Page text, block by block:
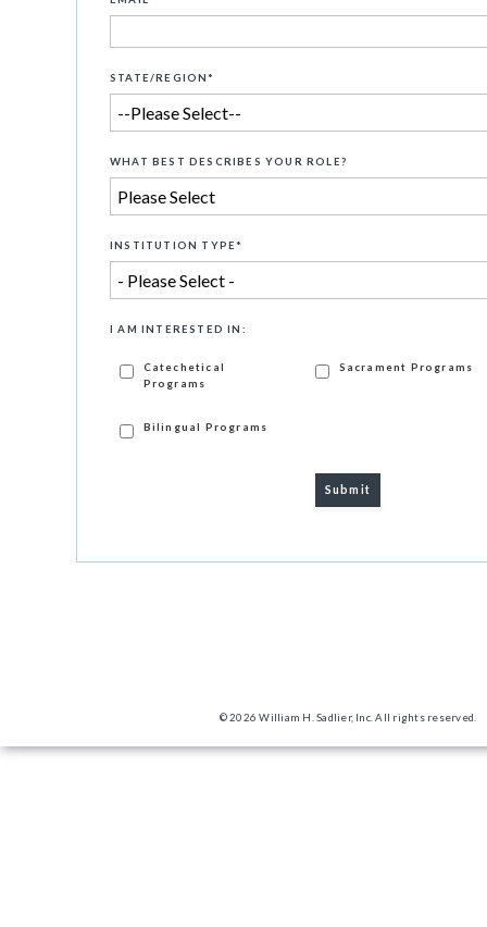
STATE/REGION*
WHAT BEST DESCRIBES YOUR ROLE?
INSTITUTION TYPE*
I AM INTERESTED IN:
Catechetical
Programs
Sacrament Programs
Bilingual Programs
© 2026 William H. Sadlier, Inc. All rights reserved.